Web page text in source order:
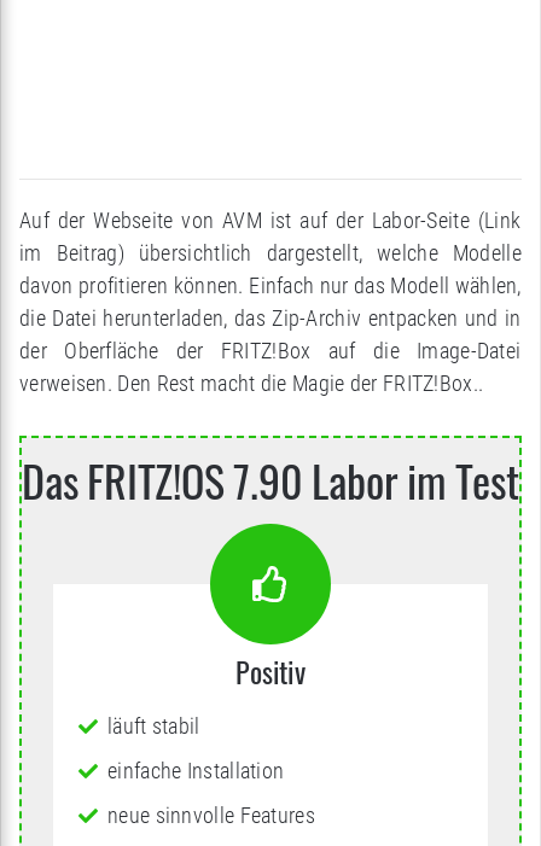
Auf der Webseite von AVM ist auf der Labor-Seite (Link
im Beitrag) übersichtlich dargestellt, welche Modelle
davon profitieren können. Einfach nur das Modell wählen,
die Datei herunterladen, das Zip-Archiv entpacken und in
der Oberfläche der FRITZ!Box auf die Image-Datei
verweisen. Den Rest macht die Magie der FRITZ!Box..
Das FRITZ!OS 7.90 Labor im Test
Positiv
läuft stabil
einfache Installation
neue sinnvolle Features